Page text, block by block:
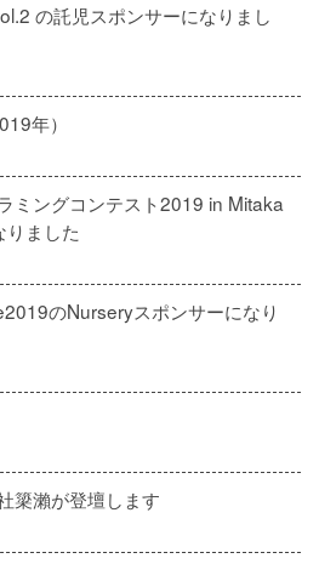
の託児スポンサーになりまし
年）
ミングコンテスト2019 in Mitaka
ました
のNurseryスポンサーになり
簗瀨が登壇します